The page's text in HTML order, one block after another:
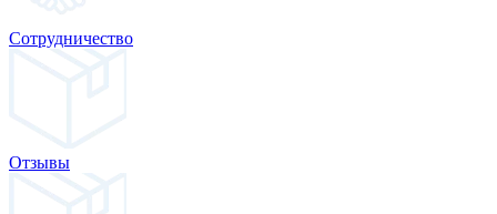
Сотрудничество
Отзывы